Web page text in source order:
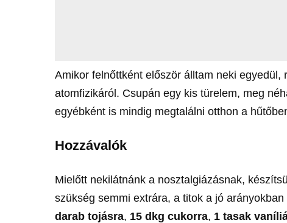
Amikor felnőttként először álltam neki
atomfizikáról. Csupán egy kis türelem, meg
egyébként is mindig megtalálni otthon a
Hozzávalók
Mielőtt nekilátnánk a nosztalgiázásnak,
szükség semmi extrára, a titok a jó
darab tojásra, 15 dkg cukorra, 1 tasak